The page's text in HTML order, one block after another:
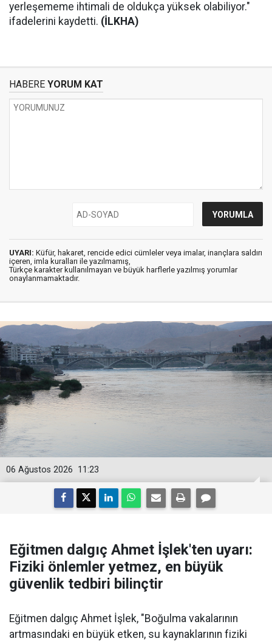
yerleşememe ihtimali de oldukça yüksek olabiliyor."
ifadelerini kaydetti. (İLKHA)
HABERE YORUM KAT
UYARI: Küfür, hakaret, rencide edici cümleler veya imalar, inançlara saldırı
içeren, imla kuralları ile yazılmamış,
Türkçe karakter kullanılmayan ve büyük harflerle yazılmış yorumlar
onaylanmamaktadır.
11:23
06 Ağustos 2026
Eğitmen dalgıç Ahmet İşlek'ten uyarı:
Fiziki önlemler yetmez, en büyük
güvenlik tedbiri bilinçtir
Eğitmen dalgıç Ahmet İşlek, "Boğulma vakalarının
artmasındaki en büyük etken, su kaynaklarının fiziki